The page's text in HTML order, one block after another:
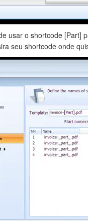
usar o shortcode [Part]
seu shortcode onde